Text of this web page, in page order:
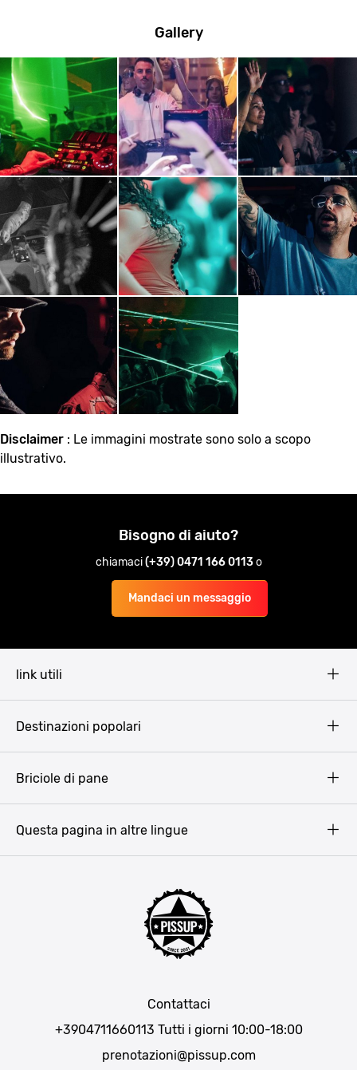
Gallery
Disclaimer : Le immagini mostrate sono solo a scopo
illustrativo.
Bisogno di aiuto?
chiamaci(+39) 0471 166 0113o
Mandaci un messaggio
link utili
Destinazioni popolari
Bucarest
Briciole di pane
Contattaci
+3904711660113 Tutti i giorni 10:00-18:00
prenotazioni@pissup.com
Questa pagina in altre lingue